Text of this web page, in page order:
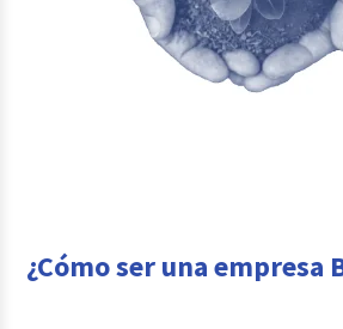
¿Cómo ser una empresa